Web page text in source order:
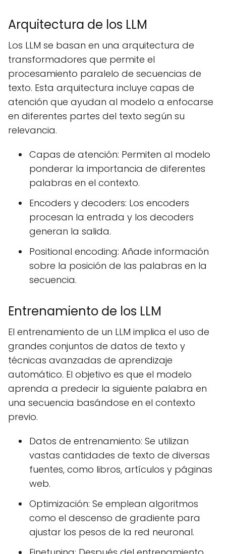
Arquitectura de los LLM
Los LLM se basan en una arquitectura de
transformadores que permite el
procesamiento paralelo de secuencias de
texto. Esta arquitectura incluye capas de
atención que ayudan al modelo a enfocarse
en diferentes partes del texto según su
relevancia.
Capas de atención: Permiten al modelo
ponderar la importancia de diferentes
palabras en el contexto.
Encoders y decoders: Los encoders
procesan la entrada y los decoders
generan la salida.
Positional encoding: Añade información
sobre la posición de las palabras en la
secuencia.
Entrenamiento de los LLM
El entrenamiento de un LLM implica el uso de
grandes conjuntos de datos de texto y
técnicas avanzadas de aprendizaje
automático. El objetivo es que el modelo
aprenda a predecir la siguiente palabra en
una secuencia basándose en el contexto
previo.
Datos de entrenamiento: Se utilizan
vastas cantidades de texto de diversas
fuentes, como libros, artículos y páginas
web.
Optimización: Se emplean algoritmos
como el descenso de gradiente para
ajustar los pesos de la red neuronal.